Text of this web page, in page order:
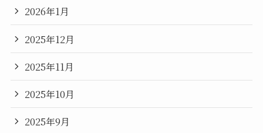
2026年1月
2025年12月
2025年11月
2025年10月
2025年9月